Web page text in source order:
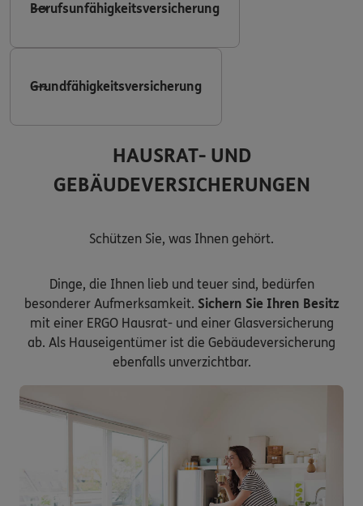
Berufsunfähigkeitsversicherung
Grundfähigkeitsversicherung
HAUSRAT- UND
GEBÄUDEVERSICHERUNGEN
Schützen Sie, was Ihnen gehört.
Dinge, die Ihnen lieb und teuer sind, bedürfen
besonderer Aufmerksamkeit. Sichern Sie Ihren Besitz
mit einer ERGO Hausrat- und einer Glasversicherung
ab. Als Hauseigentümer ist die Gebäudeversicherung
ebenfalls unverzichtbar.